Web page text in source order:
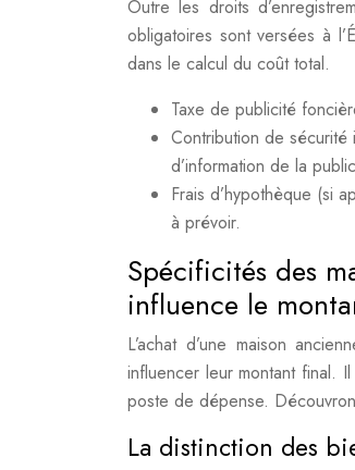
Outre les droits
obligatoires sont versées à
dans le calcul du coût total.
Taxe de publicité
Contribution de
d’information de la
Frais d’hypothèque (si
à prévoir.
Spécificités des
influence le
L’achat d’une maison
influencer leur montant final.
poste de dépense.
La distinction des